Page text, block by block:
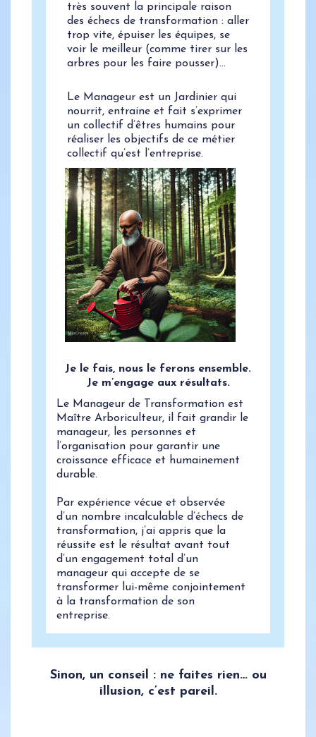
très souvent la principale raison
des échecs de transformation : aller
trop vite, épuiser les équipes, se
voir le meilleur (comme tirer sur les
arbres pour les faire pousser)…
Le Manageur est un Jardinier qui
nourrit, entraine et fait s’exprimer
un collectif d’êtres humains pour
réaliser les objectifs de ce métier
collectif qu’est l’entreprise.
Je le fais, nous le ferons ensemble.
Je m’engage aux résultats.
Le Manageur de Transformation est
Maître Arboriculteur, il fait grandir le
manageur, les personnes et
l’organisation pour garantir une
croissance efficace et humainement
durable.
Par expérience vécue et observée
d’un nombre incalculable d’échecs de
transformation, j’ai appris que la
réussite est le résultat avant tout
d’un engagement total d’un
manageur qui accepte de se
transformer lui-même conjointement
à la transformation de son
entreprise.
Sinon, un conseil : ne faites rien… ou
illusion, c’est pareil.